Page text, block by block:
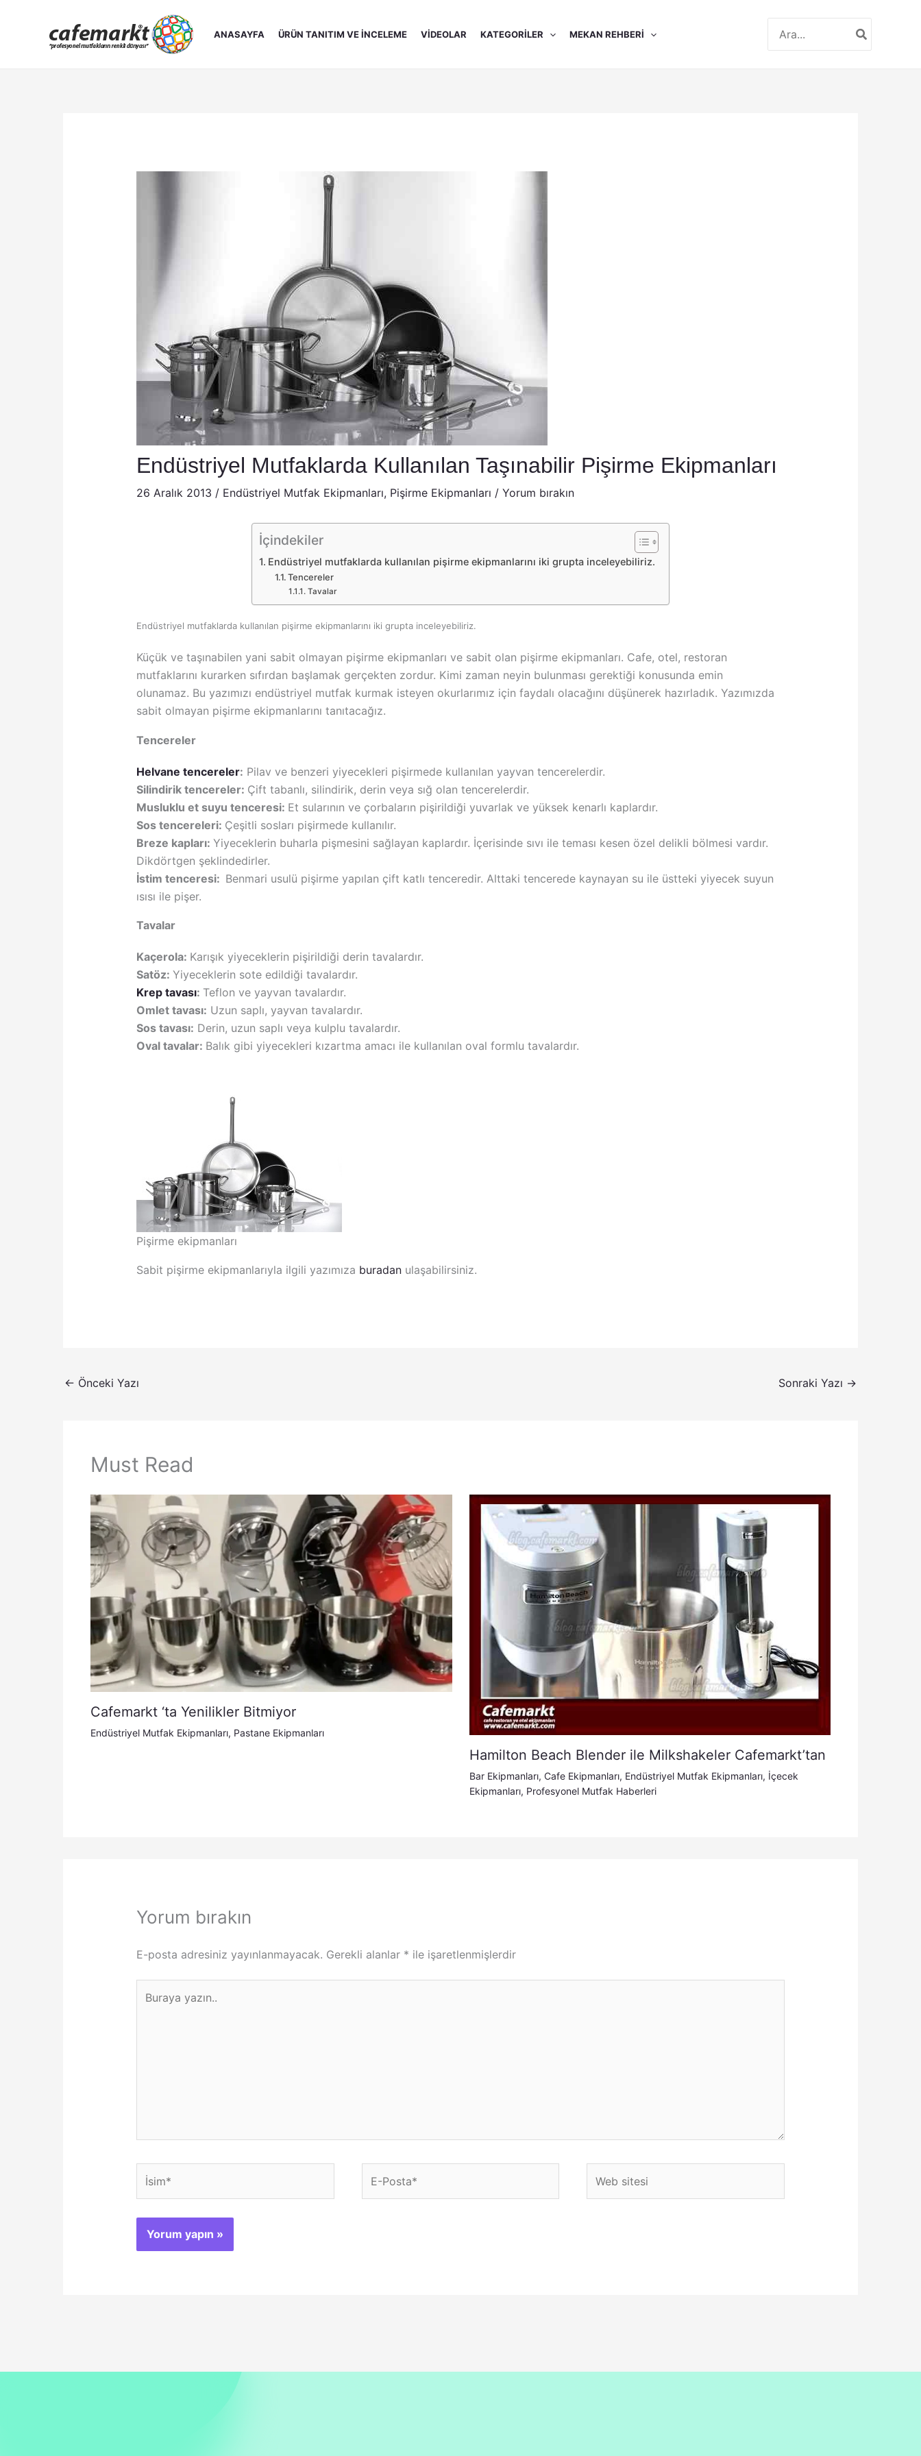
ANASAYFA ÜRÜN TANITIM VE İNCELEME VIDEOLAR KATEGORILER MEKAN REHBERI
for:
Endüstriyel Mutfaklarda Kullanılan Taşınabilir Pişirme Ekipmanları
26 Aralık 2013 / Endüstriyel Mutfak Ekipmanları, Pişirme Ekipmanları / Yorum bırakın
İçindekiler
Endüstriyel mutfaklarda kullanılan pişirme ekipmanlarını iki grupta inceleyebiliriz.
Tencereler
Tavalar
Endüstriyel mutfaklarda kullanılan pişirme ekipmanlarını iki grupta inceleyebiliriz.
Küçük ve taşınabilen yani sabit olmayan pişirme ekipmanları ve sabit olan pişirme ekipmanları. Cafe, otel, restoran
mutfaklarını kurarken sıfırdan başlamak gerçekten zordur. Kimi zaman neyin bulunması gerektiği konusunda emin
olunamaz. Bu yazımızı endüstriyel mutfak kurmak isteyen okurlarımız için faydalı olacağını düşünerek hazırladık. Yazımızda
sabit olmayan pişirme ekipmanlarını tanıtacağız.
Tencereler
Helvane tencereler: Pilav ve benzeri yiyecekleri pişirmede kullanılan yayvan tencerelerdir.
Silindirik tencereler: Çift tabanlı, silindirik, derin veya sığ olan tencerelerdir.
Musluklu et suyu tenceresi: Et sularının ve çorbaların pişirildiği yuvarlak ve yüksek kenarlı kaplardır.
Sos tencereleri: Çeşitli sosları pişirmede kullanılır.
Breze kapları: Yiyeceklerin buharla pişmesini sağlayan kaplardır. İçerisinde sıvı ile teması kesen özel delikli bölmesi vardır.
Dikdörtgen şeklindedirler.
İstim tenceresi: Benmari usulü pişirme yapılan çift katlı tenceredir. Alttaki tencerede kaynayan su ile üstteki yiyecek suyun
ısısı ile pişer.
Tavalar
Kaçerola: Karışık yiyeceklerin pişirildiği derin tavalardır.
Satöz: Yiyeceklerin sote edildiği tavalardır.
Krep tavası: Teflon ve yayvan tavalardır.
Omlet tavası: Uzun saplı, yayvan tavalardır.
Sos tavası: Derin, uzun saplı veya kulplu tavalardır.
Oval tavalar: Balık gibi yiyecekleri kızartma amacı ile kullanılan oval formlu tavalardır.
Pişirme ekipmanları
Sabit pişirme ekipmanlarıyla ilgili yazımıza buradan ulaşabilirsiniz.
← Önceki Yazı Sonraki Yazı →
Must Read
Cafemarkt ‘ta Yenilikler Bitmiyor
Endüstriyel Mutfak Ekipmanları, Pastane Ekipmanları
Hamilton Beach Blender ile Milkshakeler Cafemarkt’tan
Bar Ekipmanları, Cafe Ekipmanları, Endüstriyel Mutfak Ekipmanları, İçecek
Ekipmanları, Profesyonel Mutfak Haberleri
Yorum bırakın
E-posta adresiniz yayınlanmayacak. Gerekli alanlar * ile işaretlenmişlerdir
yazın..
İsim*
Posta*
sitesi